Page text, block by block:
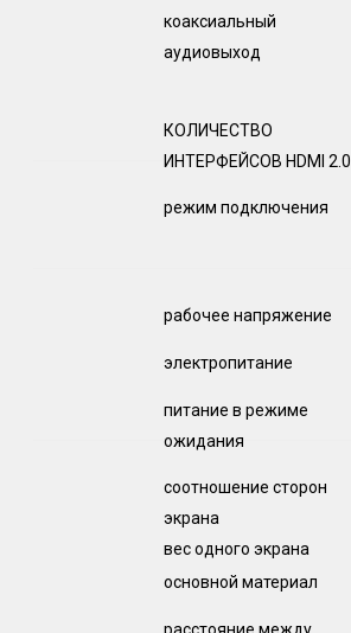
коаксиальный
аудиовыход
КОЛИЧЕСТВО
ИНТЕРФЕЙСОВ HDMI 2.0
режим подключения
рабочее напряжение
электропитание
питание в режиме
ожидания
соотношение сторон
экрана
вес одного экрана
основной материал
расстояние между